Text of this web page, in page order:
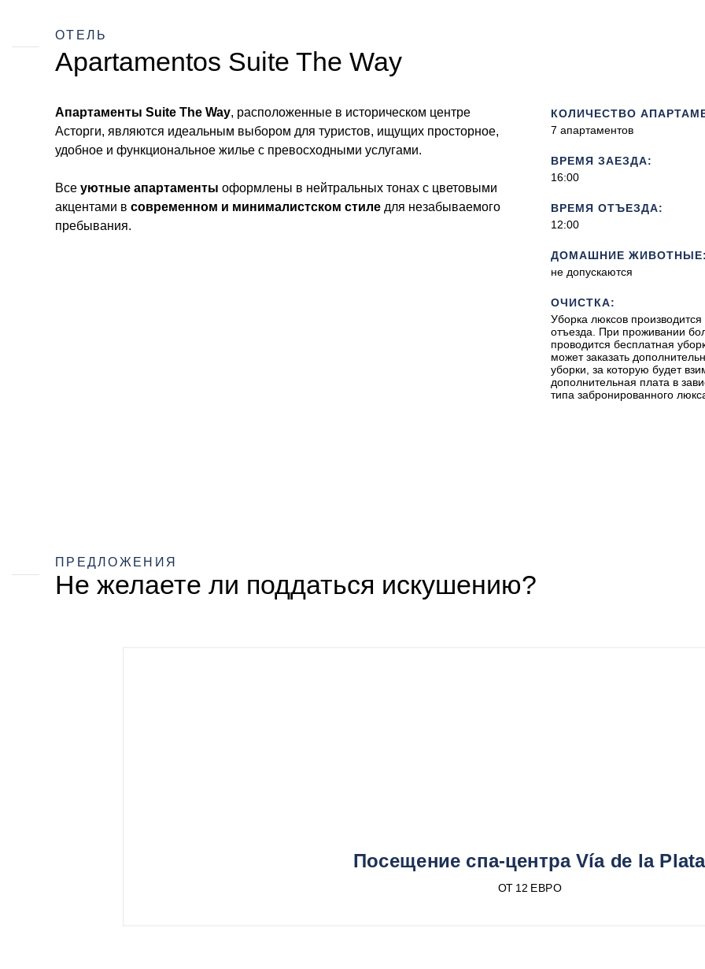
ОТЕЛЬ
Apartamentos Suite The Way
Апартаменты Suite The Way, расположенные в историческом центре
Асторги, являются идеальным выбором для туристов, ищущих просторное,
удобное и функциональное жилье с превосходными услугами.
Все уютные апартаменты оформлены в нейтральных тонах с цветовыми
акцентами в современном и минималистском стиле для незабываемого
пребывания.
КОЛИЧЕСТВО
7 апартаментов
ВРЕМЯ ЗАЕЗДА:
16:00
ВРЕМЯ ОТЪЕЗДА:
12:00
ДОМАШНИЕ
не допускаются
ОЧИСТКА:
Уборка люксов производится
отъезда. При проживании
проводится бесплатная
может заказать
уборки, за которую будет
дополнительная плата в
типа забронированного
ПРЕДЛОЖЕНИЯ
Не желаете ли поддаться искушению?
Посещение спа-центра Vía de la Plata
ОТ 12 ЕВРО